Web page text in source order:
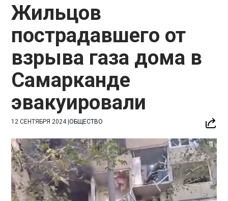
Жильцов
пострадавшего от
взрыва газа дома в
Самарканде
эвакуировали
12 СЕНТЯБРЯ 2024|ОБЩЕСТВО